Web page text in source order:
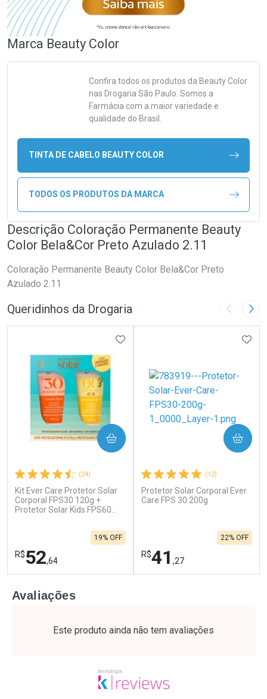
Marca Beauty Color
Confira todos os produtos da Beauty Color
nas Drogaria São Paulo. Somos a
Farmácia com a maior variedade e
qualidade do Brasil.
TINTA DE CABELO BEAUTY COLOR
TODOS OS PRODUTOS DA MARCA
Descrição Coloração Permanente Beauty
Color Bela&Cor Preto Azulado 2.11
Coloração Permanente Beauty Color Bela&Cor Preto
Azulado 2.11
Queridinhos da Drogaria Imagem
(24)
Kit Ever Care Protetor Solar
Corporal FPS30 120g +
Protetor Solar Kids FPS60
R$52,64
19% OFF
ADICIONAR AOS FAVORITOS
COMPRAR
Laboratório
Por Menos
(12)
Protetor Solar Corporal Ever
Care FPS 30 200g
R$41 ,27
22% OFF
COMPRAR
Laboratório
Por Menos
Avaliações
Este produto ainda não tem avaliações